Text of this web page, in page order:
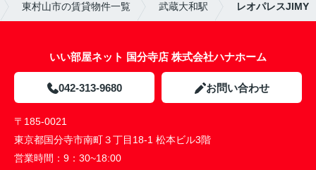
東村山市の賃貸物件一覧 武蔵大和駅 レオパレスJIMY
いい部屋ネット 国分寺店 株式会社ハナホーム
042-313-9680 お問い合わせ
〒185-0021
東京都国分寺市南町３丁目18-1 松本ビル3階
営業時間： 9：30~18:00